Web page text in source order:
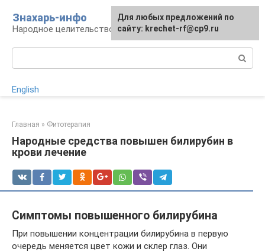
контенту
Знахарь-инфо
Народное целительство: рецепты и методы
English
Главная » Фитотерапия
Народные средства повышен билирубин в
крови лечение
Симптомы повышенного билирубина
При повышении концентрации билирубина в первую
очередь меняется цвет кожи и склер глаз. Они
Для любых предложений по
сайту: krechet-rf@cp9.ru